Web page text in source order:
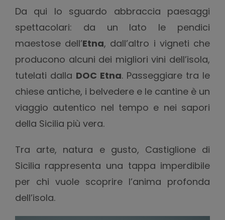
Da qui lo sguardo abbraccia paesaggi
spettacolari: da un lato le pendici
maestose dell’Etna, dall’altro i vigneti che
producono alcuni dei migliori vini dell’isola,
tutelati dalla DOC Etna. Passeggiare tra le
chiese antiche, i belvedere e le cantine è un
viaggio autentico nel tempo e nei sapori
della Sicilia più vera.
Tra arte, natura e gusto, Castiglione di
Sicilia rappresenta una tappa imperdibile
per chi vuole scoprire l’anima profonda
dell’isola.